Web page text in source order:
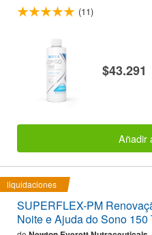
(11)
$43.291
Añadir
liquidaciones
SUPERFLEX-PM
Noite e Ajuda do Sono 150